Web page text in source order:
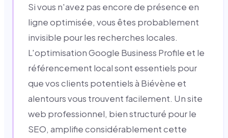
Si vous n'avez pas encore de présence en
ligne optimisée, vous êtes probablement
invisible pour les recherches locales.
L'optimisation Google Business Profile et le
référencement local sont essentiels pour
que vos clients potentiels à Biévène et
alentours vous trouvent facilement. Un site
web professionnel, bien structuré pour le
SEO, amplifie considérablement cette